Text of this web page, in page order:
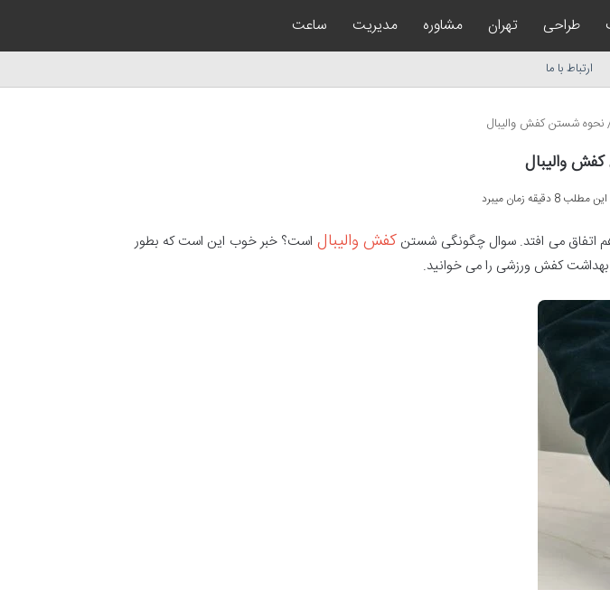
طراحی تهران مشاوره مدیریت ساعت
ارتباط با ما
نحوه شستن کفش والیبال
والیبال
8 دقیقه زمان میبرد
اتفاق می افتد. سوال چگونگی شستن کفش والیبال است؟ خبر خوب این است که بطور
کفش ورزشی را می خوانید.